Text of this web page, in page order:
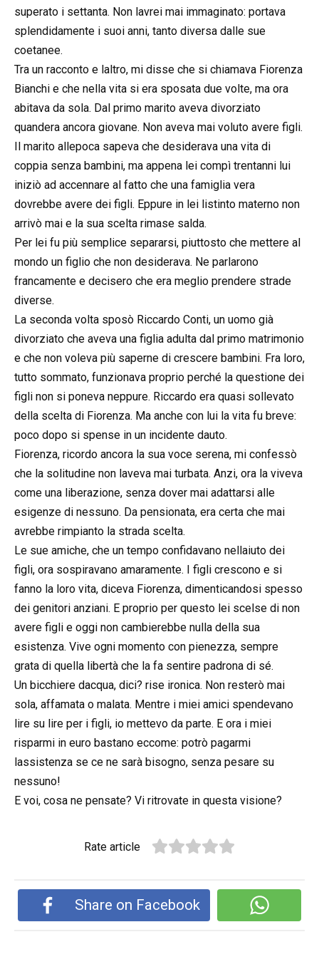
superato i settanta. Non lavrei mai immaginato: portava
splendidamente i suoi anni, tanto diversa dalle sue
coetanee.
Tra un racconto e laltro, mi disse che si chiamava Fiorenza
Bianchi e che nella vita si era sposata due volte, ma ora
abitava da sola. Dal primo marito aveva divorziato
quandera ancora giovane. Non aveva mai voluto avere figli.
Il marito allepoca sapeva che desiderava una vita di
coppia senza bambini, ma appena lei compì trentanni lui
iniziò ad accennare al fatto che una famiglia vera
dovrebbe avere dei figli. Eppure in lei listinto materno non
arrivò mai e la sua scelta rimase salda.
Per lei fu più semplice separarsi, piuttosto che mettere al
mondo un figlio che non desiderava. Ne parlarono
francamente e decisero che era meglio prendere strade
diverse.
La seconda volta sposò Riccardo Conti, un uomo già
divorziato che aveva una figlia adulta dal primo matrimonio
e che non voleva più saperne di crescere bambini. Fra loro,
tutto sommato, funzionava proprio perché la questione dei
figli non si poneva neppure. Riccardo era quasi sollevato
della scelta di Fiorenza. Ma anche con lui la vita fu breve:
poco dopo si spense in un incidente dauto.
Fiorenza, ricordo ancora la sua voce serena, mi confessò
che la solitudine non laveva mai turbata. Anzi, ora la viveva
come una liberazione, senza dover mai adattarsi alle
esigenze di nessuno. Da pensionata, era certa che mai
avrebbe rimpianto la strada scelta.
Le sue amiche, che un tempo confidavano nellaiuto dei
figli, ora sospiravano amaramente. I figli crescono e si
fanno la loro vita, diceva Fiorenza, dimenticandosi spesso
dei genitori anziani. E proprio per questo lei scelse di non
avere figli e oggi non cambierebbe nulla della sua
esistenza. Vive ogni momento con pienezza, sempre
grata di quella libertà che la fa sentire padrona di sé.
Un bicchiere dacqua, dici? rise ironica. Non resterò mai
sola, affamata o malata. Mentre i miei amici spendevano
lire su lire per i figli, io mettevo da parte. E ora i miei
risparmi in euro bastano eccome: potrò pagarmi
lassistenza se ce ne sarà bisogno, senza pesare su
nessuno!
E voi, cosa ne pensate? Vi ritrovate in questa visione?
Rate article
Share on Facebook